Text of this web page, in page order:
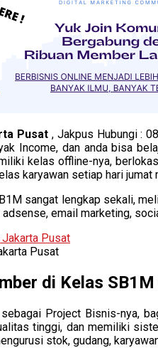
Pusat , Jakpus Hubungi :
Income, dan anda bisa
kelas offline-nya,
karyawan setiap hari jumat
sangat lengkap sekali,
email marketing,
Pusat
di Kelas
Project Bisnis-nya,
tinggi, dan memiliki
stok, gudang,